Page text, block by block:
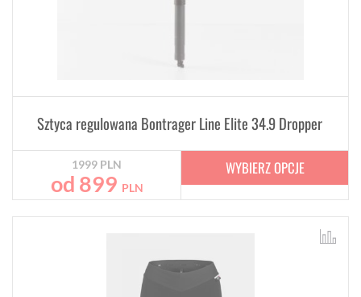
Sztyca regulowana Bontrager Line Elite 34.9 Dropper
1999 PLN
od 899 PLN
WYBIERZ OPCJE